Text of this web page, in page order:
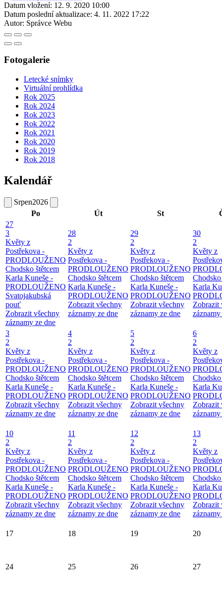
Datum vložení: 12. 9. 2020 10:00
Datum poslední aktualizace: 4. 11. 2022 17:22
Autor: Správce Webu
Fotogalerie
Letecké snímky
Virtuální prohlídka
Rok 2025
Rok 2024
Rok 2023
Rok 2022
Rok 2021
Rok 2020
Rok 2019
Rok 2018
Kalendář
Srpen2026
Po
Út St
27
3
Květy z
Postřekova -
PRODLOUŽENO
Chodsko štětcem
Karla Kuneše -
PRODLOUŽENO
Svatojakubská
pouť
Zobrazit všechny
záznamy ze dne
28
2
Květy z
Postřekova -
PRODLOUŽENO
Chodsko štětcem
Karla Kuneše -
PRODLOUŽENO
Zobrazit všechny
záznamy ze dne
29
2
Květy z
Postřekova -
PRODLOUŽENO
Chodsko štětcem
Karla Kuneše -
PRODLOUŽENO
Zobrazit všechny
záznamy ze dne
30
2
Květy z
Chodsko
Karla
Zobrazit
3
2
Květy z
Postřekova -
PRODLOUŽENO
Chodsko štětcem
Karla Kuneše -
PRODLOUŽENO
Zobrazit všechny
záznamy ze dne
4
2
Květy z
Postřekova -
PRODLOUŽENO
Chodsko štětcem
Karla Kuneše -
PRODLOUŽENO
Zobrazit všechny
záznamy ze dne
5
2
Květy z
Postřekova -
PRODLOUŽENO
Chodsko štětcem
Karla Kuneše -
PRODLOUŽENO
Zobrazit všechny
záznamy ze dne
6
2
Květy z
Chodsko
Karla
Zobrazit
10
2
Květy z
Postřekova -
PRODLOUŽENO
Chodsko štětcem
Karla Kuneše -
PRODLOUŽENO
Zobrazit všechny
záznamy ze dne
11
2
Květy z
Postřekova -
PRODLOUŽENO
Chodsko štětcem
Karla Kuneše -
PRODLOUŽENO
Zobrazit všechny
záznamy ze dne
12
2
Květy z
Postřekova -
PRODLOUŽENO
Chodsko štětcem
Karla Kuneše -
PRODLOUŽENO
Zobrazit všechny
záznamy ze dne
13
2
Květy z
Chodsko
Karla
Zobrazit
17 18 19 20
24 25 26 27